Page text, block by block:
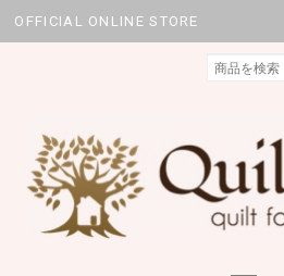
OFFICIAL ONLINE STORE